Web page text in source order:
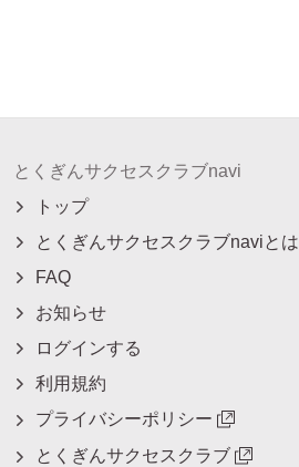
とくぎんサクセスクラブnavi
トップ
とくぎんサクセスクラブnaviとは
FAQ
お知らせ
ログインする
利用規約
プライバシーポリシー
とくぎんサクセスクラブ